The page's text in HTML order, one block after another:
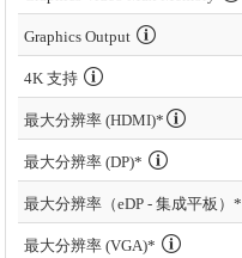
Graphics Output
4K 支持
最大分辨率 (HDMI)*
最大分辨率 (DP)*
最大分辨率（eDP - 集成平板）*
最大分辨率 (VGA)*